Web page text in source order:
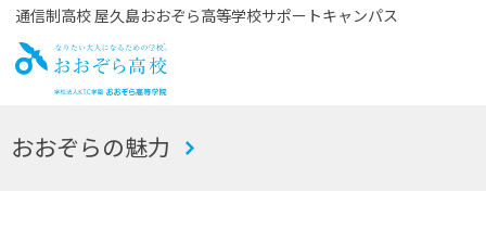
通信制高校 屋久島おおぞら高等学校サポートキャンパス
お
おおぞらの魅力